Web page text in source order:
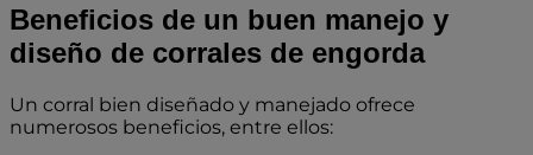
Beneficios de un buen manejo y
diseño de corrales de engorda
Un corral bien diseñado y manejado ofrece
numerosos beneficios, entre ellos: